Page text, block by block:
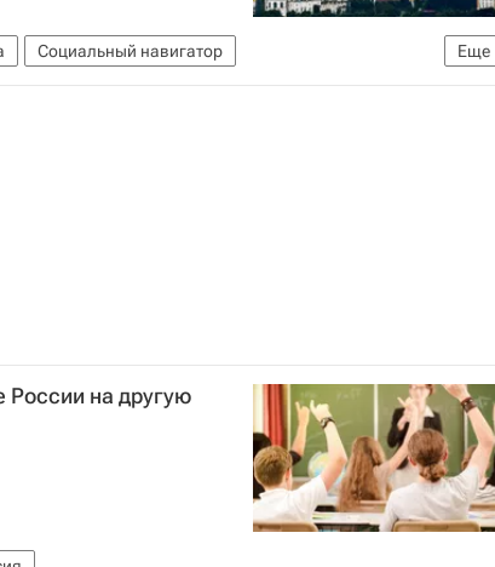
Еще
Социальный навигатор
России на другую